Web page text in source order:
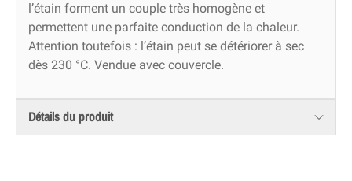
l’étain forment un couple très homogène et
permettent une parfaite conduction de la chaleur.
Attention toutefois : l’étain peut se détériorer à sec
dès 230 °C. Vendue avec couvercle.
Détails du produit